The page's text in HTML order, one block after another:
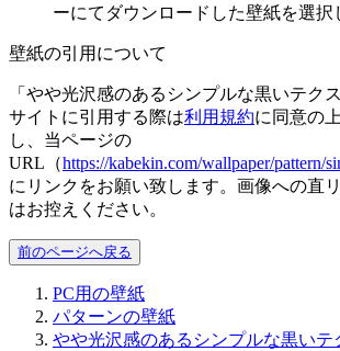
ーにてダウンロードした壁紙を選択
壁紙の引用について
「やや光沢感のあるシンプルな黒いテク
サイトに引用する際は利用規約に同意の
し、当ページの
URL（https://kabekin.com/wallpaper/pattern/
にリンクをお願い致します。画像への直
はお控えください。
前のページへ戻る
PC用の壁紙
パターンの壁紙
やや光沢感のあるシンプルな黒いテ